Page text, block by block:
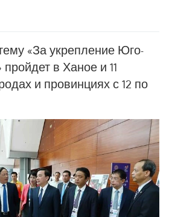
тему «За укрепление Юго-
в Ханое и 11
и провинциях с 12 по